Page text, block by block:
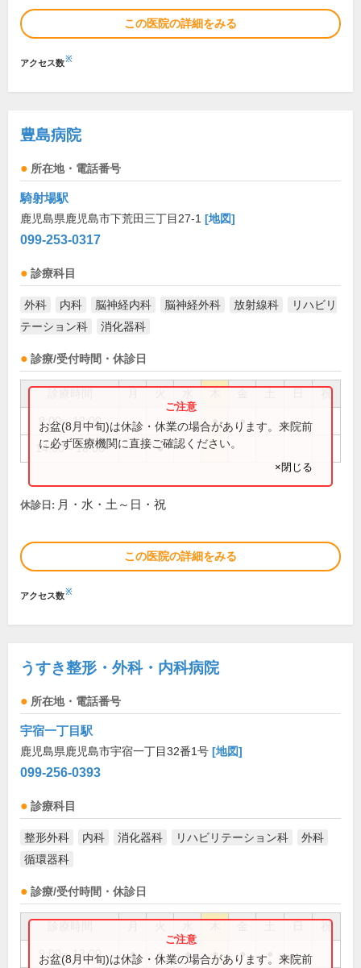
この医院の詳細をみる
アクセス数※
豊島病院
所在地・電話番号
騎射場駅
鹿児島県鹿児島市下荒田三丁目27-1 [地図]
099-253-0317
診療科目
外科 内科 脳神経内科 脳神経外科 放射線科
リハビリ
テーション科
消化器科
診療/受付時間・休診日
祝
9:00～13:00 ● ●
14:00～18:00 ●
お盆(8月中旬)は休診・休業の場合があります。来院前
に必ず医療機関に直接ご確認ください。
×閉じる
休診日: 月・水・土～日・祝
この医院の詳細をみる
アクセス数※
うすき整形・外科・内科病院
所在地・電話番号
宇宿一丁目駅
鹿児島県鹿児島市宇宿一丁目32番1号 [地図]
099-256-0393
診療科目
整形外科 内科 消化器科 リハビリテーション科
外科
循環器科
診療/受付時間・休診日
祝
9:00～13:00 ● ● ● ● ●
お盆(8月中旬)は休診・休業の場合があります。来院前